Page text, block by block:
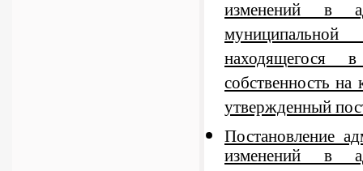
изменений в
находящегося в
собственность на
утвержденный
Постановление
изменений в